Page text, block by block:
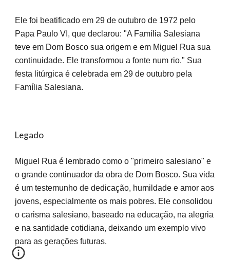
Ele foi beatificado em 29 de outubro de 1972 pelo
Papa Paulo VI, que declarou: "A Família Salesiana
teve em Dom Bosco sua origem e em Miguel Rua sua
continuidade. Ele transformou a fonte num rio." Sua
festa litúrgica é celebrada em 29 de outubro pela
Família Salesiana.
Legado
Miguel Rua é lembrado como o "primeiro salesiano" e
o grande continuador da obra de Dom Bosco. Sua vida
é um testemunho de dedicação, humildade e amor aos
jovens, especialmente os mais pobres. Ele consolidou
o carisma salesiano, baseado na educação, na alegria
e na santidade cotidiana, deixando um exemplo vivo
para as gerações futuras.